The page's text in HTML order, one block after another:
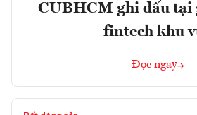
CUBHCM ghi dấu tại
fintech khu
Đọc ngay